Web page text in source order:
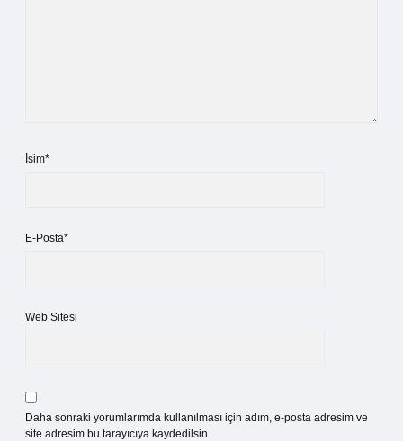
İsim*
E-Posta*
Web Sitesi
Daha sonraki yorumlarımda kullanılması için adım, e-posta adresim ve
site adresim bu tarayıcıya kaydedilsin.